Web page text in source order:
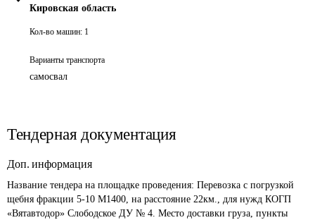
Кировская область
Кол-во машин: 1
Варианты транспорта
самосвал
Тендерная документация
Доп. информация
Название тендера на площадке проведения: Перевозка с погрузкой
щебня фракции 5-10 М1400, на расстояние 22км., для нужд КОГП
«Вятавтодор» Слободское ДУ № 4. Место доставки груза, пункты